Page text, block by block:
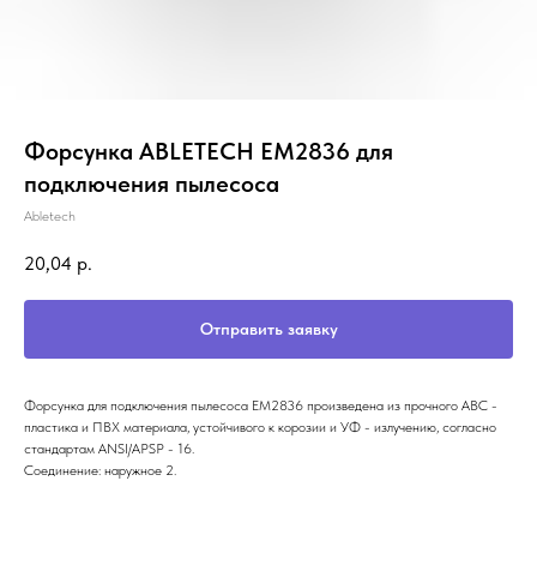
Форсунка ABLETECH EM2836 для
подключения пылесоса
Abletech
20,04 р.
Отправить заявку
Форсунка для подключения пылесоса EM2836 произведена из прочного ABC -
пластика и ПВХ материала, устойчивого к корозии и УФ - излучению, согласно
стандартам ANSI/APSP - 16.
Соединение: наружное 2.